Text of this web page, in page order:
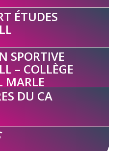
ÉTUDES
SPORTIVE
– COLLÈGE
MARLE
DU CA